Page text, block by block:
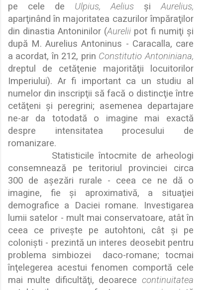
pe cele de Ulpius, Aelius şiAurelius,
aparţinând în majoritatea cazurilor împăraţilor
din dinastia Antoninilor (Aurelii pot fi numiţi şi
după M. Aurelius Antoninus - Caracalla, care
a acordat, în 212, prin Constitutio Antoniniana,
dreptul de cetăţenie majorităţii locuitorilor
Imperiului). Ar fi important ca un studiu al
numelor din inscripţii să facă o distincţie între
cetăţeni şi peregrini; asemenea departajare
ne-ar da totodată o imagine mai exactă
despre intensitatea procesului de
romanizare.
Statisticile întocmite de arheologi
consemnează pe teritoriul provinciei circa
300 de aşezări rurale - ceea ce ne dă o
imagine, fie şi aproximativă, a situaţiei
demografice a Daciei romane. Investigarea
lumii satelor - mult mai conservatoare, atât în
ceea ce priveşte pe autohtoni, cât şi pe
colonişti - prezintă un interes deosebit pentru
problema simbiozei
daco-romane; tocmai
înţelegerea acestui fenomen comportă cele
mai multe dificultăţi, deoarece continuitatea